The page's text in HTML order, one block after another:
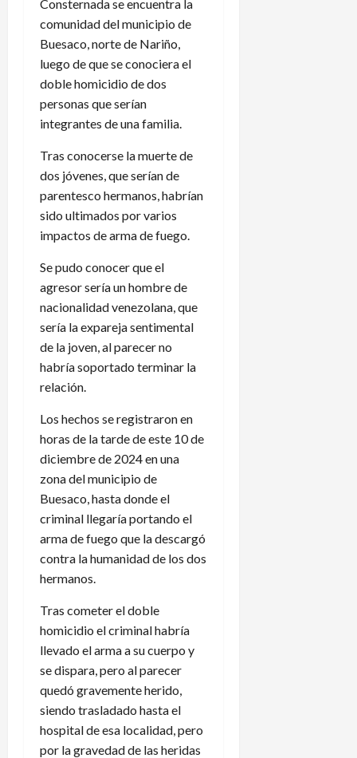
Consternada se encuentra la
comunidad del municipio de
Buesaco, norte de Nariño,
luego de que se conociera el
doble homicidio de dos
personas que serían
integrantes de una familia.
Tras conocerse la muerte de
dos jóvenes, que serían de
parentesco hermanos, habrían
sido ultimados por varios
impactos de arma de fuego.
Se pudo conocer que el
agresor sería un hombre de
nacionalidad venezolana, que
sería la expareja sentimental
de la joven, al parecer no
habría soportado terminar la
relación.
Los hechos se registraron en
horas de la tarde de este 10 de
diciembre de 2024 en una
zona del municipio de
Buesaco, hasta donde el
criminal llegaría portando el
arma de fuego que la descargó
contra la humanidad de los dos
hermanos.
Tras cometer el doble
homicidio el criminal habría
llevado el arma a su cuerpo y
se dispara, pero al parecer
quedó gravemente herido,
siendo trasladado hasta el
hospital de esa localidad, pero
por la gravedad de las heridas